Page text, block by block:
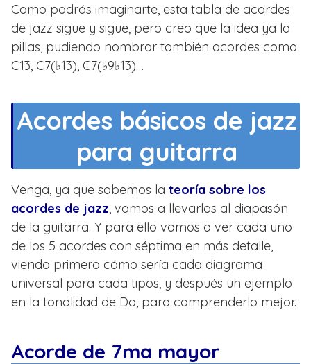
Como podrás imaginarte, esta tabla de acordes
de jazz sigue y sigue, pero creo que la idea ya la
pillas, pudiendo nombrar también acordes como
C13, C7(♭13), C7(♭9♭13)…
Acordes básicos de jazz
para guitarra
Venga, ya que sabemos la teoría sobre los
acordes de jazz , vamos a llevarlos al diapasón
de la guitarra. Y para ello vamos a ver cada uno
de los 5 acordes con séptima en más detalle,
viendo primero cómo sería cada diagrama
universal para cada tipos, y después un ejemplo
en la tonalidad de Do, para comprenderlo mejor.
Acorde de 7ma mayor